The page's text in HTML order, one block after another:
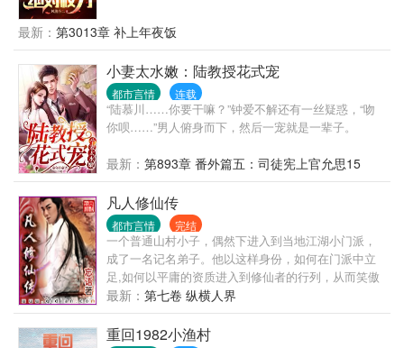
最新： 第3013章 补上年夜饭
小妻太水嫩：陆教授花式宠
都市言情 连载
“陆慕川……你要干嘛？”钟爱不解还有一丝疑惑，“吻
你呗……”男人俯身而下，然后一宠就是一辈子。
最新： 第893章 番外篇五：司徒宪上官允思15
凡人修仙传
都市言情 完结
一个普通山村小子，偶然下进入到当地江湖小门派，
成了一名记名弟子。他以这样身份，如何在门派中立
足,如何以平庸的资质进入到修仙者的行列，从而笑傲
三界之中！ 看凡人修仙传精彩书评集锦，请检索书
号：{凡人凡语}
最新： 第七卷 纵横人界
重回1982小渔村